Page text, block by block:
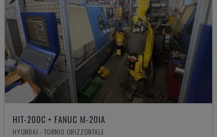
HIT-200C + FANUC M-20IA
HYUNDAI - TORNIO ORIZZONTALE